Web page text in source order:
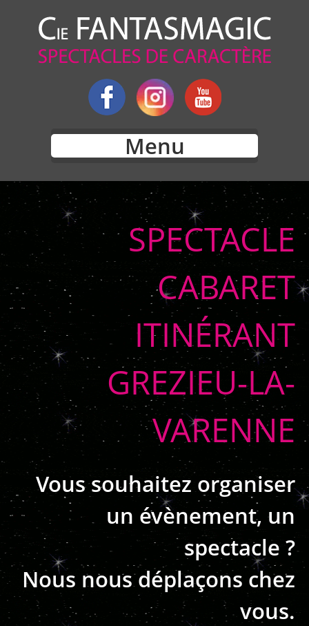
Menu
SPECTACLE
CABARET
ITINÉRANT
GREZIEU-LA-
VARENNE
Vous souhaitez organiser
un évènement, un
spectacle ?
Nous nous déplaçons chez
vous.